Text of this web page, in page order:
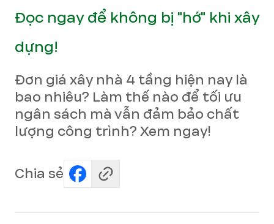
Đọc ngay để không bị "hớ" khi xây
dựng!
Đơn giá xây nhà 4 tầng hiện nay là
bao nhiêu? Làm thế nào để tối ưu
ngân sách mà vẫn đảm bảo chất
lượng công trình? Xem ngay!
Chia sẻ